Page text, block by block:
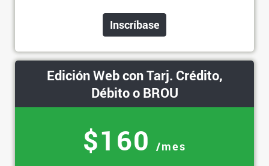
Inscríbase
Edición Web con Tarj. Crédito,
Débito o BROU
$160 /mes